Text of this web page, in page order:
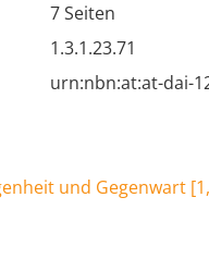
7 Seiten
1.3.1.23.71
urn:nbn:at:at-dai-
und Gegenwart [